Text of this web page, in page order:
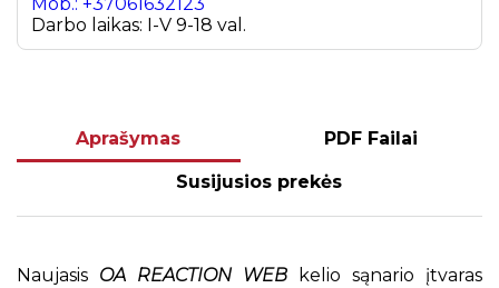
Mob.: +37061632123
Darbo laikas: I-V 9-18 val.
Aprašymas PDF Failai
Susijusios prekės
Naujasis OA REACTION WEB kelio sąnario įtvaras